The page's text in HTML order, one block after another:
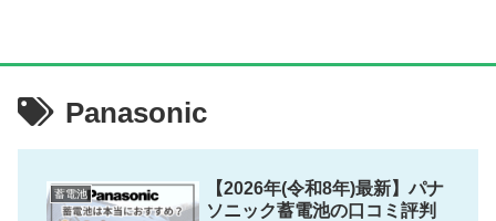
Panasonic
蓄電池
【2026年(令和8年)最新】パナ
ソニック蓄電池の口コミ評判